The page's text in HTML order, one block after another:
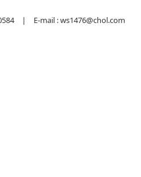
| E-mail : ws1476@chol.com